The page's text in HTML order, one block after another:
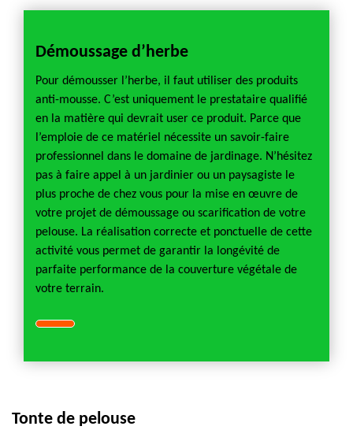
Démoussage d’herbe
Pour démousser l’herbe, il faut utiliser des produits
anti-mousse. C’est uniquement le prestataire qualifié
en la matière qui devrait user ce produit. Parce que
l’emploie de ce matériel nécessite un savoir-faire
professionnel dans le domaine de jardinage. N’hésitez
pas à faire appel à un jardinier ou un paysagiste le
plus proche de chez vous pour la mise en œuvre de
votre projet de démoussage ou scarification de votre
pelouse. La réalisation correcte et ponctuelle de cette
activité vous permet de garantir la longévité de
parfaite performance de la couverture végétale de
votre terrain.
Tonte de pelouse